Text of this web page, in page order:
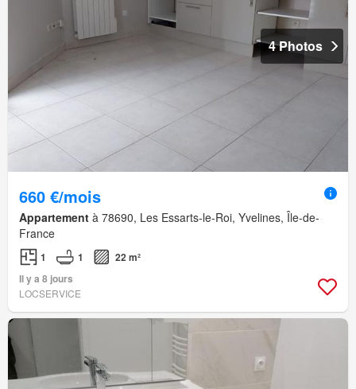
4 Photos
660 €/mois
Appartement à 78690, Les Essarts-le-Roi, Yvelines, Île-de-
France
1 1
22 m²
Il y a 8 jours
LOCSERVICE